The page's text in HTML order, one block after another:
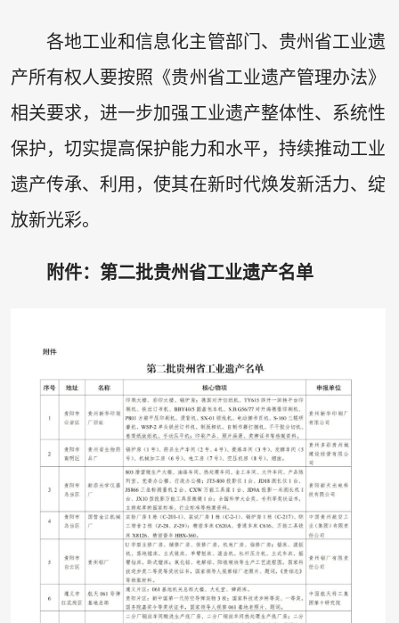
各地工业和信息化主管部门、贵州省工业遗
产所有权人要按照《贵州省工业遗产管理办法》
相关要求，进一步加强工业遗产整体性、系统性
保护，切实提高保护能力和水平，持续推动工业
遗产传承、利用，使其在新时代焕发新活力、绽
放新光彩。
附件：第二批贵州省工业遗产名单